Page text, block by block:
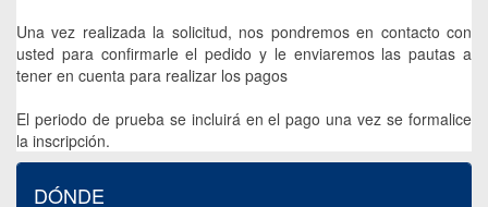
Una vez realizada la solicitud, nos pondremos en contacto con
usted para confirmarle el pedido y le enviaremos las pautas a
tener en cuenta para realizar los pagos
El periodo de prueba se incluirá en el pago una vez se formalice
la inscripción.
DÓNDE